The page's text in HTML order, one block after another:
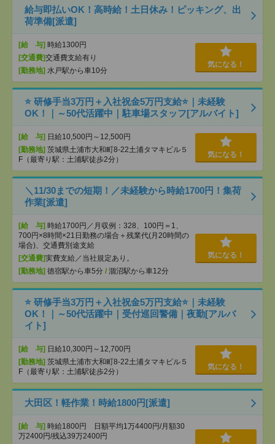
給与即払いOK！高時給！土日休み！ピッキング、出
荷準備[派遣]
[給 与] 時給1300円
[交通費]交通費支給有り
[勤務地] 水戸駅から車10分
気になる！
⭐ 研修手当3万円＋入社祝金5万円支給⭐｜未経験
OK！｜～50代活躍中｜駐車場スタッフ[アルバイト]
[給 与] 日給10,500円～12,500円
[勤務地] 茨城県土浦市大和町8-22土浦タマキビル５
F（最寄り駅：土浦駅徒歩2分）
気になる！
＼11/30までの短期！／未経験から時給1700円！集荷
作業[派遣]
[給 与] 時給1700円／月収例：328、100円＝1、
700円×8時間×21日勤務の場合＋残業代(月20時間の
場合)、交通費別途支給
[交通費]実費支給／当社規定あり。
[勤務地] 徳宿駅から車5分 / 涸沼駅から車12分
気になる！
⭐ 研修手当3万円＋入社祝金5万円支給⭐｜未経験
OK！｜～50代活躍中｜受付巡回警備｜夜勤[アルバ
イト]
[給 与] 日給10,300円～12,700円
[勤務地] 茨城県土浦市大和町8-22土浦タマキビル５
F（最寄り駅：土浦駅徒歩2分）
気になる！
大田区！軽作業！時給1800円[派遣]
[給 与] 時給1800円 日額平均1万4400円/月額30
万2400円/残込39万2400円